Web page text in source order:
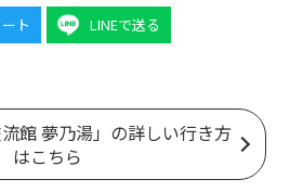
ト LINEで送る
流館 夢乃湯」の詳しい行き方
はこちら